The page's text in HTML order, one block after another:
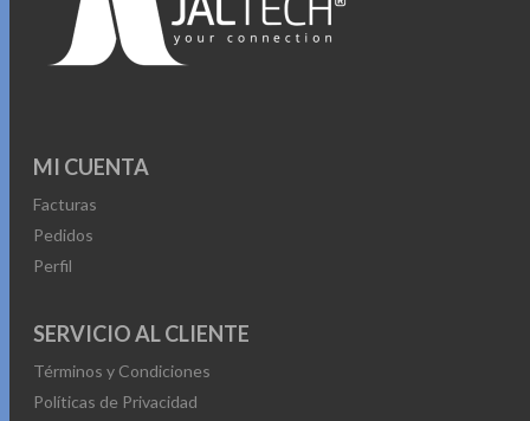
MI CUENTA
Facturas
Pedidos
Perfil
SERVICIO AL CLIENTE
Términos y Condiciones
Políticas de Privacidad